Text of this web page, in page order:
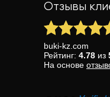
Отзывы
buki-kz.com
Рейтинг: 4.78 из
На основе